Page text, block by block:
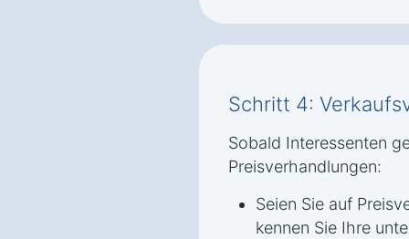
Schritt 4:
Sobald Interessenten
Preisverhandlungen:
Seien Sie auf
kennen Sie Ihre